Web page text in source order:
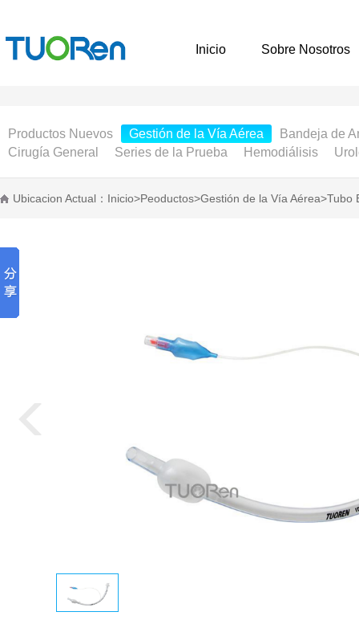
Inicio Sobre Nosotros
Productos Nuevos Gestión de la Vía Aérea
Bandeja de
Cirugía General
Series de la Prueba Hemodiálisis
Ubicacion Actual： Inicio>Peoductos>Gestión de la Vía Aérea>Tubo